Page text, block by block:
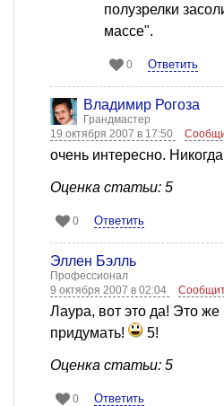
полузрелки
массе".
0 Ответить
Владимир Рогоза
Грандмастер
19 октября 2007 в 17:50
очень интересно.
Оценка статьи: 5
0 Ответить
Эллен Бэлль
Профессионал
9 октября 2007 в 02:04
Лаура, вот это да! Это
придумать!
5!
Оценка статьи: 5
0 Ответить